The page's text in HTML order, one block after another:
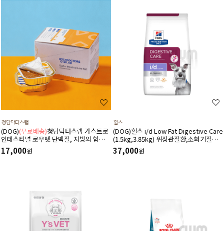
청담닥터스랩
(DOG)(무료배송)청담닥터스랩 가스트로
인테스티널 로우펫 단백질, 지방의 함량을
줄인 습식 캔사료 600g(100gx6ea) 저지
방처방습식,췌장염 ,소화기질환,고지혈
17,000원
힐스
(DOG)힐스 i/d Low Fat Digestive Care
(1.5kg,3.85kg) 위장관질환,소화기질환,
췌장염-처방식,처방사료
37,000원